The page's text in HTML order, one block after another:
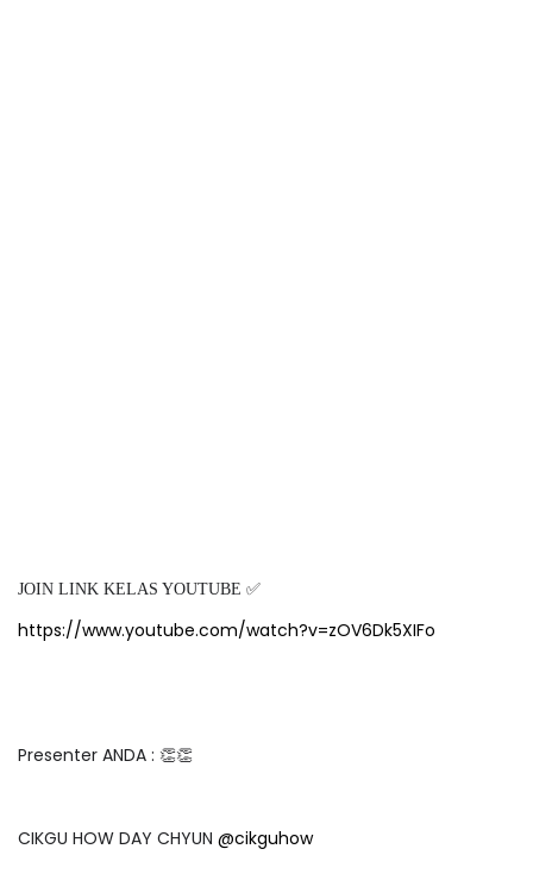
JOIN LINK KELAS YOUTUBE ✅
https://www.youtube.com/watch?v=zOV6Dk5XIFo
Presenter ANDA : 👏👏
CIKGU HOW DAY CHYUN @cikguhow